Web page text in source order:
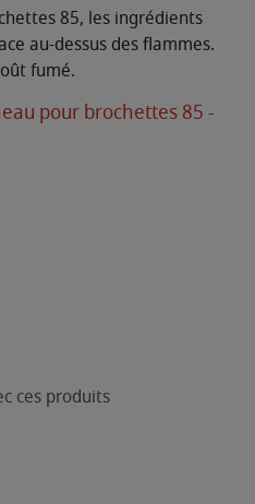
85, les ingrédients
au-dessus des flammes.
fumé.
pour brochettes 85 -
ces produits